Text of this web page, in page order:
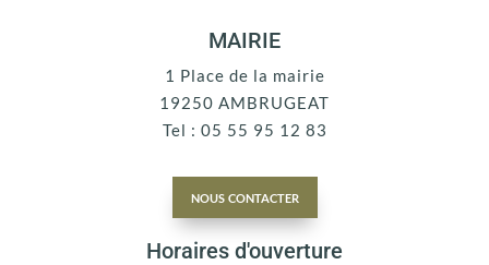
MAIRIE
1 Place de la mairie
19250 AMBRUGEAT
Tel : 05 55 95 12 83
nous contacter
Horaires d'ouverture